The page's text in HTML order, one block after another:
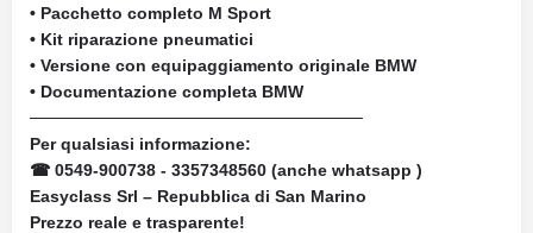
• Pacchetto completo M Sport
• Kit riparazione pneumatici
• Versione con equipaggiamento originale BMW
• Documentazione completa BMW
────────────────────────────
Per qualsiasi informazione:
☎ 0549-900738 - 3357348560 (anche whatsapp )
Easyclass Srl – Repubblica di San Marino
Prezzo reale e trasparente!